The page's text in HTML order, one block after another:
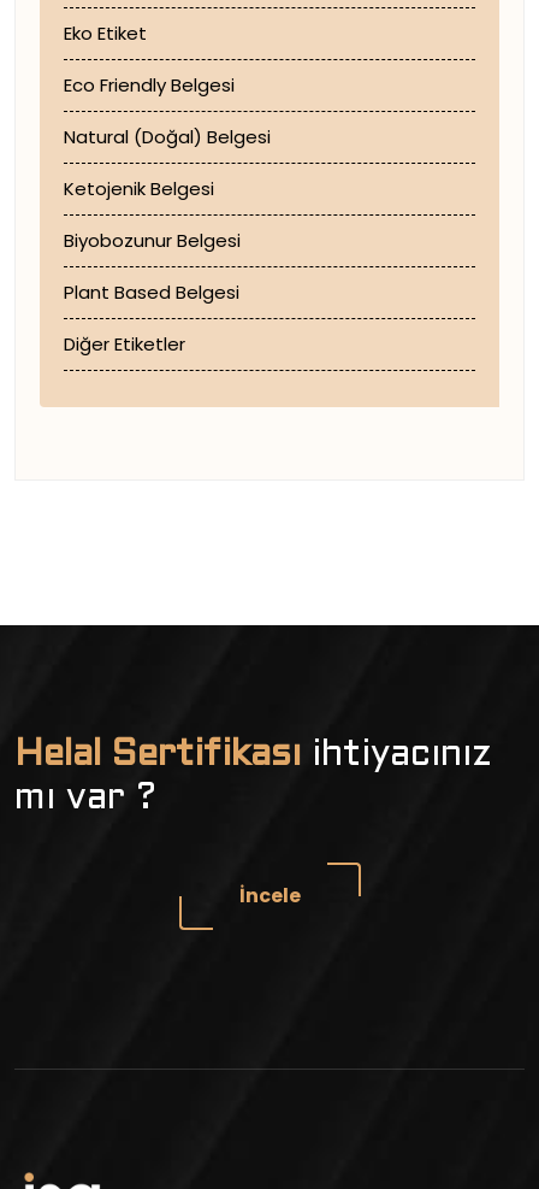
Eko Etiket
Eco Friendly Belgesi
Natural (Doğal) Belgesi
Ketojenik Belgesi
Biyobozunur Belgesi
Plant Based Belgesi
Diğer Etiketler
Helal Sertifikası ihtiyacınız
mı var ?
İncele